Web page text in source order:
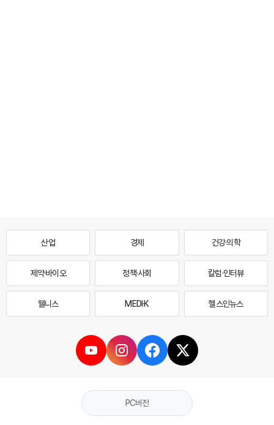
산업 경제 건강·의학
제약·바이오 정책·사회 칼럼·인터뷰
웰니스 MEDI·K 헬스인뉴스
PC버전